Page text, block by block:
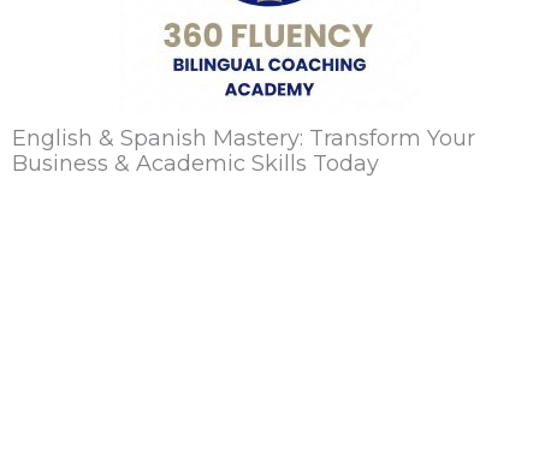
English & Spanish Mastery: Transform Your
Business & Academic Skills Today